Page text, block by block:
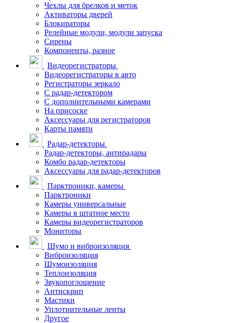
Чехлы для брелков и меток
Активаторы дверей
Блокираторы
Релейные модули, модули запуска
Сирены
Компоненты, разное
Видеорегистраторы
Видеорегистраторы в авто
Регистраторы зеркало
С радар-детектором
С дополнительными камерами
На присоске
Аксессуары для регистраторов
Карты памяти
Радар-детекторы
Радар-детекторы, антирадары
Комбо радар-детекторы
Аксессуары для радар-детекторов
Парктроники, камеры
Парктроники
Камеры универсальные
Камеры в штатное место
Камеры видеорегистраторов
Мониторы
Шумо и виброизоляция
Виброизоляция
Шумоизоляция
Теплоизоляция
Звукопоглощение
Антискрип
Мастики
Уплотнительные ленты
Другое